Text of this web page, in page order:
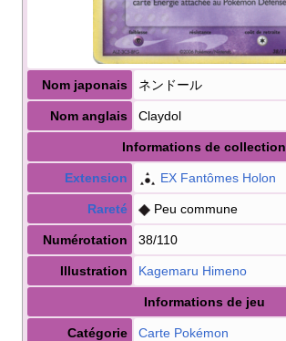
Nom japonais ネンドール
Nom anglais Claydol
Informations de collection
Extension EX Fantômes Holon
Rareté Peu commune
Numérotation 38/110
Illustration Kagemaru Himeno
Informations de jeu
Catégorie Carte Pokémon